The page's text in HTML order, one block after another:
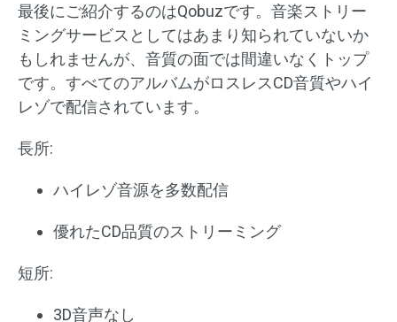
最後にご紹介するのはQobuzです。音楽ストリー
ミングサービスとしてはあまり知られていないか
もしれませんが、音質の面では間違いなくトップ
です。すべてのアルバムがロスレスCD音質やハイ
レゾで配信されています。
長所:
ハイレゾ音源を多数配信
優れたCD品質のストリーミング
短所:
3D音声なし